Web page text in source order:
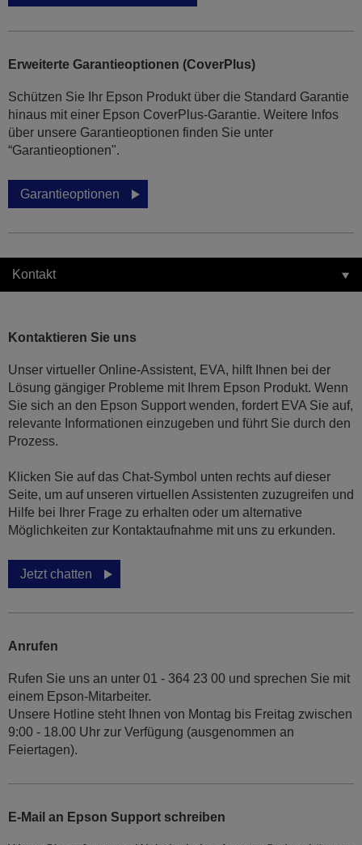
Erweiterte Garantieoptionen (CoverPlus)
Schützen Sie Ihr Epson Produkt über die Standard Garantie
hinaus mit einer Epson CoverPlus-Garantie. Weitere Infos
über unsere Garantieoptionen finden Sie unter
“Garantieoptionen".
Garantieoptionen
Kontakt
Kontaktieren Sie uns
Unser virtueller Online-Assistent, EVA, hilft Ihnen bei der
Lösung gängiger Probleme mit Ihrem Epson Produkt. Wenn
Sie sich an den Epson Support wenden, fordert EVA Sie auf,
relevante Informationen einzugeben und führt Sie durch den
Prozess.
Klicken Sie auf das Chat-Symbol unten rechts auf dieser
Seite, um auf unseren virtuellen Assistenten zuzugreifen und
Hilfe bei Ihrer Frage zu erhalten oder um alternative
Möglichkeiten zur Kontaktaufnahme mit uns zu erkunden.
Jetzt chatten
Anrufen
Rufen Sie uns an unter 01 - 364 23 00 und sprechen Sie mit
einem Epson-Mitarbeiter.
Unsere Hotline steht Ihnen von Montag bis Freitag zwischen
9:00 - 18.00 Uhr zur Verfügung (ausgenommen an
Feiertagen).
E-Mail an Epson Support schreiben